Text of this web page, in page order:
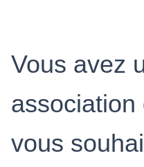
Vous avez
vous